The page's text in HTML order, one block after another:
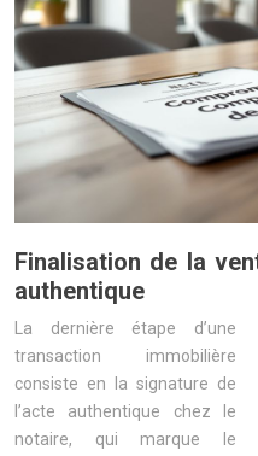
Finalisation de la
authentique
La dernière étape d’une
transaction immobilière
consiste en la signature de
l’acte authentique chez le
notaire, qui marque le